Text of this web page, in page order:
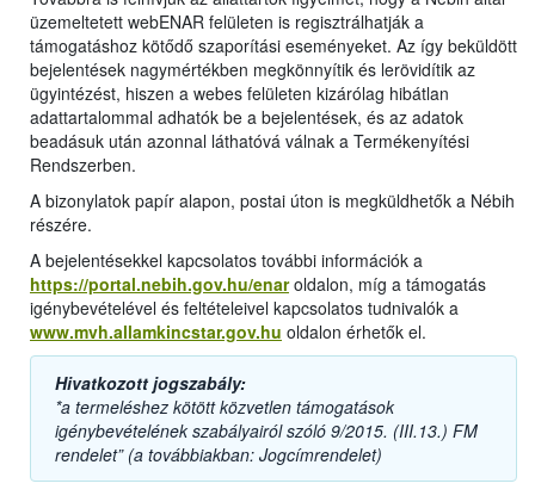
üzemeltetett webENAR felületen is regisztrálhatják a
támogatáshoz kötődő szaporítási eseményeket. Az így beküldött
bejelentések nagymértékben megkönnyítik és lerövidítik az
ügyintézést, hiszen a webes felületen kizárólag hibátlan
adattartalommal adhatók be a bejelentések, és az adatok
beadásuk után azonnal láthatóvá válnak a Termékenyítési
Rendszerben.
A bizonylatok papír alapon, postai úton is megküldhetők a Nébih
részére.
A bejelentésekkel kapcsolatos további információk a
https://portal.nebih.gov.hu/enaroldalon, míg a támogatás
igénybevételével és feltételeivel kapcsolatos tudnivalók a
www.mvh.allamkincstar.gov.hu oldalon érhetők el.
Hivatkozott jogszabály:
*a termeléshez kötött közvetlen támogatások
igénybevételének szabályairól szóló 9/2015. (III.13.) FM
rendelet” (a továbbiakban: Jogcímrendelet)